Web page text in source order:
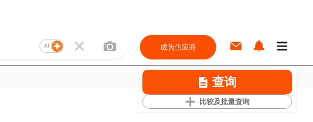
AI 成为供应商
查询
比较及批量查询